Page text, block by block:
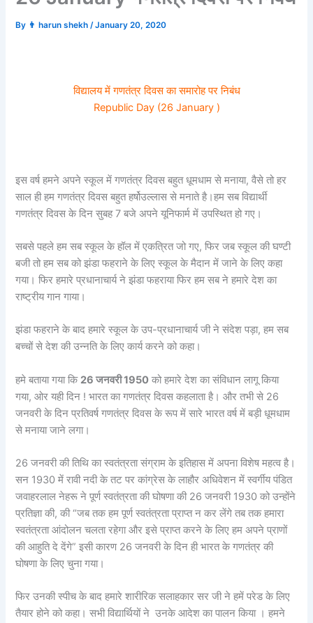
By 👨 harun shekh/January 20, 2020
विद्यालय में गणतंत्र दिवस का समारोह पर निबंध
Republic Day (26 January )
इस वर्ष हमने अपने स्कूल में गणतंत्र दिवस बहुत धूमधाम से मनाया, वैसे तो हर
साल ही हम गणतंत्र दिवस बहुत हर्षोउल्लास से मनाते है।हम सब विद्यार्थी
गणतंत्र दिवस के दिन सुबह 7 बजे अपने यूनिफार्म में उपस्थित हो गए।
सबसे पहले हम सब स्कूल के हॉल में एकत्रित जो गए, फिर जब स्कूल की घण्टी
बजी तो हम सब को झंडा फहराने के लिए स्कूल के मैदान में जाने के लिए कहा
गया। फिर हमारे प्रधानाचार्य ने झंडा फहराया फिर हम सब ने हमारे देश का
राष्ट्रीय गान गाया।
झंडा फहराने के बाद हमारे स्कूल के उप-प्रधानाचार्य जी ने संदेश पड़ा, हम सब
बच्चों से देश की उन्नति के लिए कार्य करने को कहा।
हमे बताया गया कि 26 जनवरी 1950 को हमारे देश का संविधान लागू किया
गया, ओर यही दिन ! भारत का गणतंत्र दिवस कहलाता है। और तभी से 26
जनवरी के दिन प्रतिवर्ष गणतंत्र दिवस के रूप में सारे भारत वर्ष में बड़ी धूमधाम
से मनाया जाने लगा।
26 जनवरी की तिथि का स्वतंत्रता संग्राम के इतिहास में अपना विशेष महत्व है।
सन 1930 में रावी नदी के तट पर कांग्रेस के लाहौर अधिवेशन में स्वर्गीय पंडित
जवाहरलाल नेहरू ने पूर्ण स्वतंत्रता की घोषणा की 26 जनवरी 1930 को उन्होंने
प्रतिज्ञा की, की “जब तक हम पूर्ण स्वतंत्रता प्राप्त न कर लेंगे तब तक हमारा
स्वतंत्रता आंदोलन चलता रहेगा और इसे प्राप्त करने के लिए हम अपने प्राणों
की आहुति दे देंगे” इसी कारण 26 जनवरी के दिन ही भारत के गणतंत्र की
घोषणा के लिए चुना गया।
फिर उनकी स्पीच के बाद हमारे शारीरिक सलाहकार सर जी ने हमें परेड के लिए
तैयार होने को कहा। सभी विद्यार्थियों ने उनके आदेश का पालन किया । हमने